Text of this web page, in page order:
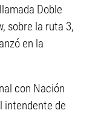
Doble
sobre la ruta 3,
en la
con Nación
intendente de